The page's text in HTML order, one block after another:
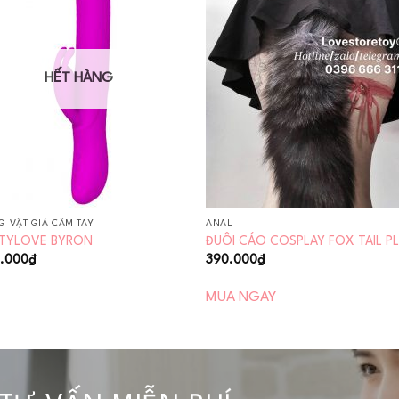
HẾT HÀNG
VẬT GIẢ CẦM TAY
BYRON
₫
ANAL
ĐUÔI CÁO COSPLAY FOX TAIL
390.000₫
MUA NGAY